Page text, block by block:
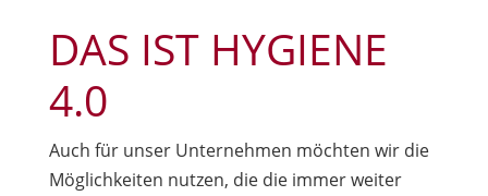
DAS IST HYGIENE
4.0
Auch für unser Unternehmen möchten wir die
Möglichkeiten nutzen, die die immer weiter